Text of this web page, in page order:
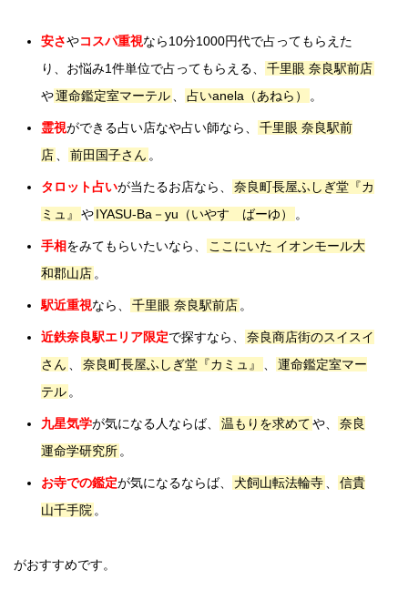
安さやコスパ重視なら10分1000円代で占ってもらえた
り、お悩み1件単位で占ってもらえる、
千里眼 奈良駅前店
や運命鑑定室マーテル 占いanela（あねら） 。
霊視ができる占い店なや占い師なら、
千里眼 奈良駅前
店
前田国子さん 。
タロット占いが当たるお店なら、
奈良町長屋ふしぎ堂『カ
ミュ』
やIYASU-Ba－yu（いやす ばーゆ） 。
手相をみてもらいたいなら、
ここにいた イオンモール大
和郡山店 。
駅近重視なら、 千里眼 奈良駅前店 。
近鉄奈良駅エリア限定で探すなら、
奈良商店街のスイスイ
さん
奈良町長屋ふしぎ堂『カミュ』
運命鑑定室マー
テル 。
九星気学が気になる人ならば、 温もりを求めてや、
奈良
運命学研究所 。
お寺での鑑定が気になるならば、 犬飼山転法輪寺
信貴
山千手院 。
がおすすめです。